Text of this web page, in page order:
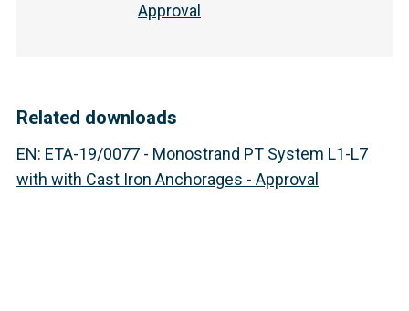
Approval
Related downloads
EN: ETA-19/0077 - Monostrand PT System L1-L7
with with Cast Iron Anchorages - Approval